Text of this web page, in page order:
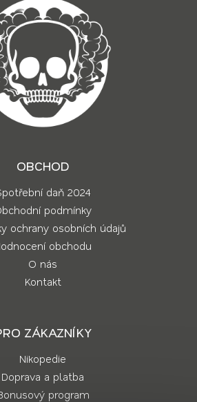
OBCHOD
daň 2024
podmínky
ochrany osobních údajů
obchodu
O nás
Kontakt
ZÁKAZNÍKY
Nikopedie
Doprava a platba
program